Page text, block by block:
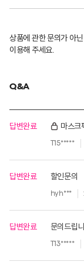
상품에 관한 문의가 아
이용해 주세요.
Q&A
답변완료 마스크
T15*****
답변완료 할인문의
hyh***
답변완료 문의드립
T13*****